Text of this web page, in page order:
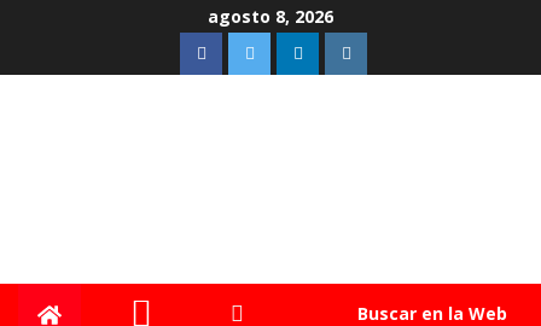
agosto 8, 2026
Buscar en la Web